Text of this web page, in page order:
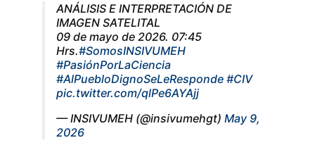
ANÁLISIS E INTERPRETACIÓN DE
IMAGEN SATELITAL
09 de mayo de 2026. 07:45
Hrs.#SomosINSIVUMEH
#PasiónPorLaCiencia
#AlPuebloDignoSeLeResponde #CIV
pic.twitter.com/qlPe6AYAjj
— INSIVUMEH (@insivumehgt) May 9,
2026